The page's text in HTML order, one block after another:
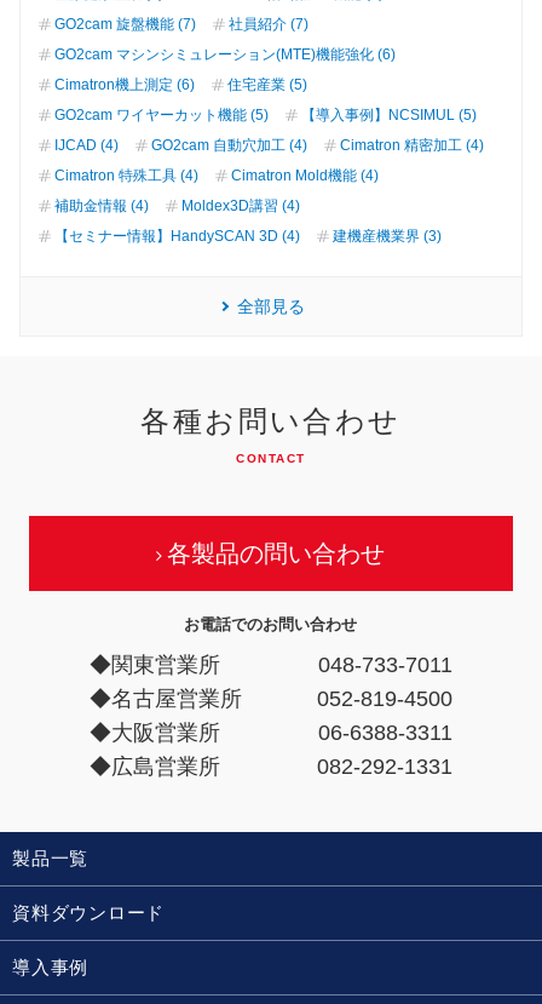
GO2cam 旋盤機能 (7)
社員紹介 (7)
GO2cam マシンシミュレーション(MTE)機能強化 (6)
Cimatron機上測定 (6)
住宅産業 (5)
GO2cam ワイヤーカット機能 (5)
【導入事例】NCSIMUL (5)
IJCAD (4)
GO2cam 自動穴加工 (4)
Cimatron 精密加工 (4)
Cimatron 特殊工具 (4)
Cimatron Mold機能 (4)
補助金情報 (4)
Moldex3D講習 (4)
【セミナー情報】HandySCAN 3D (4)
建機産機業界 (3)
全部見る
各種お問い合わせ
CONTACT
各製品の問い合わせ
お電話でのお問い合わせ
◆関東営業所
048-733-7011
◆名古屋営業所
052-819-4500
◆大阪営業所
06-6388-3311
◆広島営業所
082-292-1331
製品一覧
資料ダウンロード
導入事例